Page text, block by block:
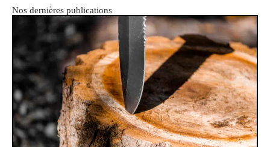
Nos dernières publications